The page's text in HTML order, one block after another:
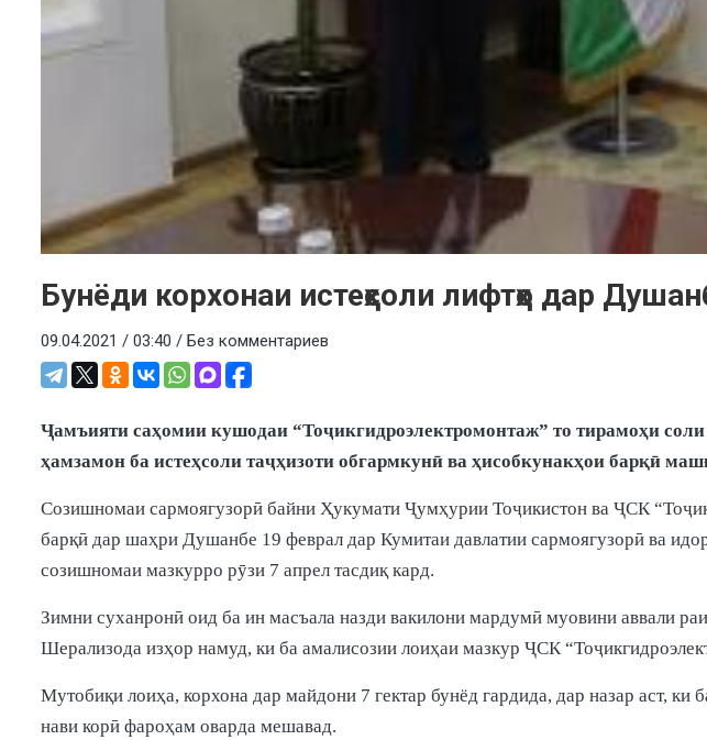
Бунёди корхонаи истеҳсоли лифтҳо дар
09.04.2021 / 03:40 / Без комментариев
Ҷамъияти саҳомии кушодаи “Тоҷикгидроэлектромонтаж” то тирамоҳи
ҳамзамон ба истеҳсоли таҷҳизоти обгармкунӣ ва ҳисобкунакҳои барқӣ
Созишномаи сармоягузорӣ байни Ҳукумати Ҷумҳурии Тоҷикистон ва ҶСК
барқӣ дар шаҳри Душанбе 19 феврал дар Кумитаи давлатии сармоягузорӣ ва
созишномаи мазкурро рӯзи 7 апрел тасдиқ кард.
Зимни суханронӣ оид ба ин масъала назди вакилони мардумӣ муовини аввали
Шерализода изҳор намуд, ки ба амалисозии лоиҳаи мазкур ҶСК
Мутобиқи лоиҳа, корхона дар майдони 7 гектар бунёд гардида, дар назар аст,
нави корӣ фароҳам оварда мешавад.